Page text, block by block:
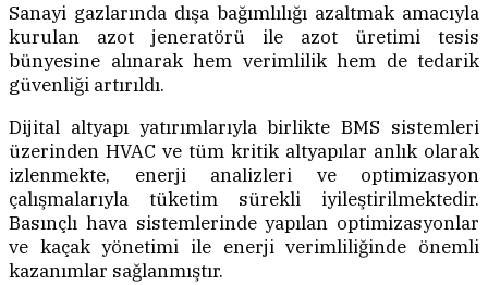
Sanayi gazlarında dışa bağımlılığı azaltmak amacıyla
kurulan azot jeneratörü ile azot üretimi tesis
bünyesine alınarak hem verimlilik hem de tedarik
güvenliği artırıldı.
Dijital altyapı yatırımlarıyla birlikte BMS sistemleri
üzerinden HVAC ve tüm kritik altyapılar anlık olarak
izlenmekte, enerji analizleri ve optimizasyon
çalışmalarıyla tüketim sürekli iyileştirilmektedir.
Basınçlı hava sistemlerinde yapılan optimizasyonlar
ve kaçak yönetimi ile enerji verimliliğinde önemli
kazanımlar sağlanmıştır.